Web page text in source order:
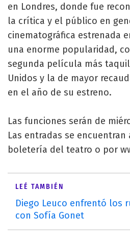
en Londres, donde fue
la crítica y el público en
cinematográfica estrenada
una enorme popularidad,
segunda película más
Unidos y la de mayor
en el año de su estreno.
Las funciones serán de
Las entradas se
boletería del teatro o por
LEÉ TAMBIÉN
Diego Leuco enfrentó los
con Sofía Gonet